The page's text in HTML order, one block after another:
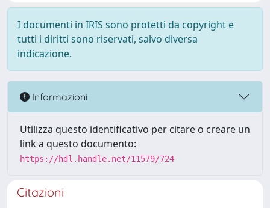
I documenti in IRIS sono protetti da copyright e
tutti i diritti sono riservati, salvo diversa
indicazione.
Informazioni
Utilizza questo identificativo per citare o creare un
link a questo documento:
https://hdl.handle.net/11579/724
Citazioni